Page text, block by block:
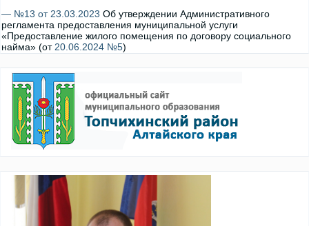
— №13 от 23.03.2023 Об утверждении Административного
регламента предоставления муниципальной услуги
«Предоставление жилого помещения по договору социального
найма» (от 20.06.2024 №5)